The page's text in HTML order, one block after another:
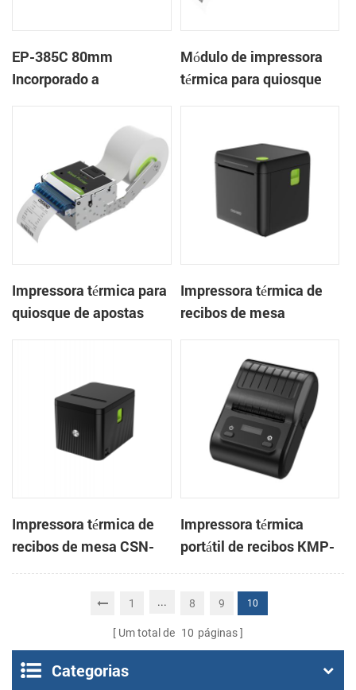
EP-385C 80mm
Incorporado a
recebimento de painel
térmico com cortador
automático
Módulo de impressora
térmica para quiosque
mm para máquinas de
jogos
Impressora térmica para
quiosque de apostas
de bilhetes térmicos
embutidos
Impressora térmica de
recibos de mesa
polegadas de alta
velocidade para POS e
entrega
Impressora térmica de
recibos de mesa CSN-
806 de 80 mm para POS
Impressora térmica
portátil de recibos KMP-
200 58 mm Bluetooth
1 ... 8 9 10
Um total de 10 páginas
Categorias